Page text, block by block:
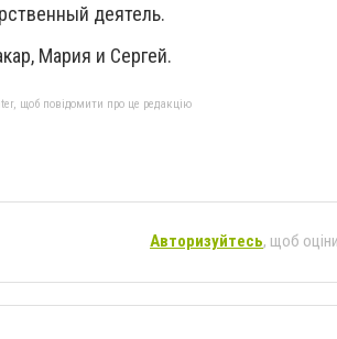
деятель.
Мария и Сергей.
щоб повідомити про це редакцію
Авторизуйтесь, щоб